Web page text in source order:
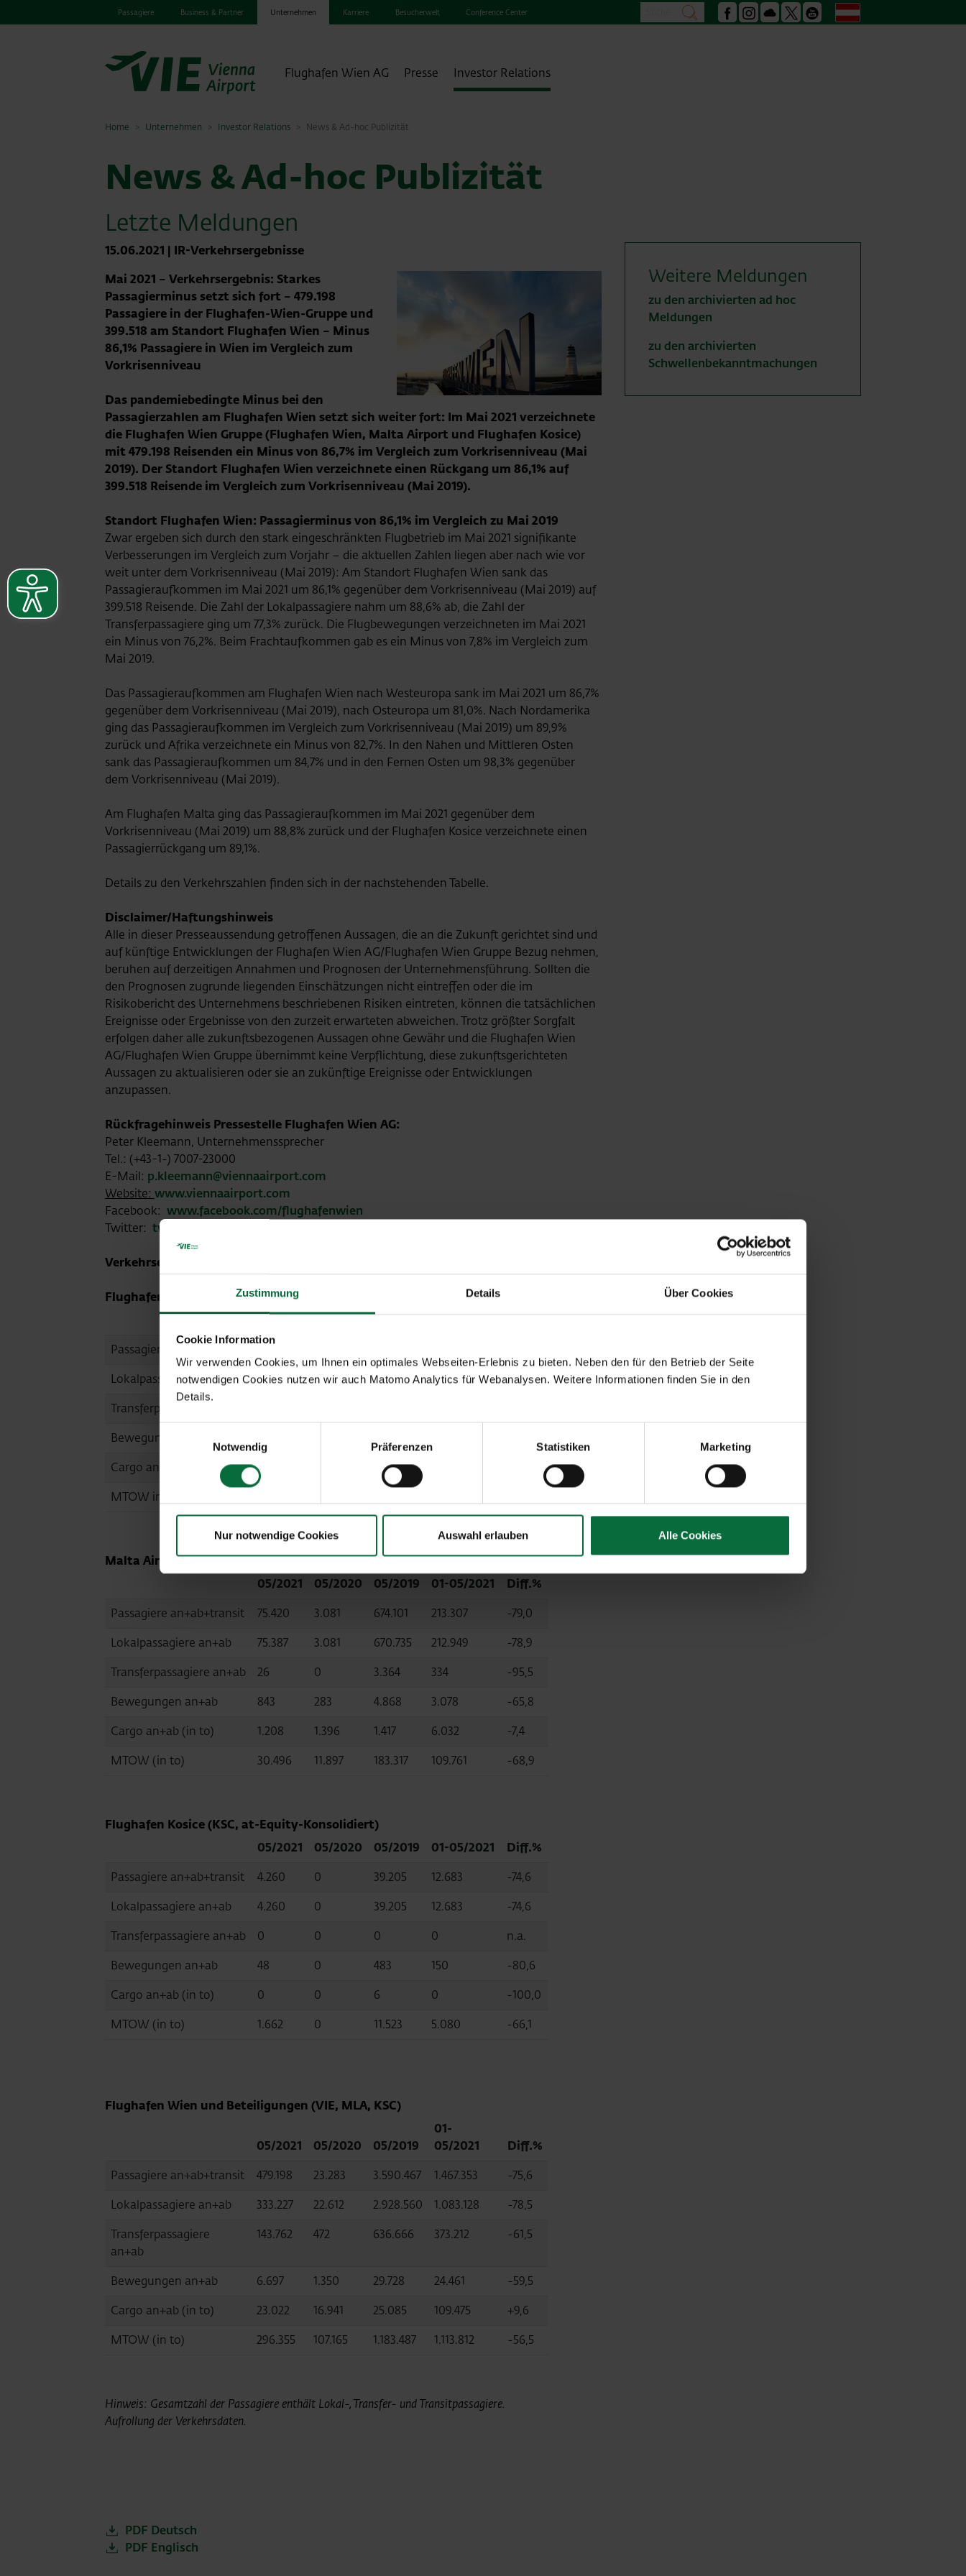
Zustimmung Details Über Cookies
Cookie Information
Wir verwenden Cookies, um Ihnen ein optimales Webseiten-Erlebnis zu bieten. Neben den für den Betrieb der Seite
notwendigen Cookies nutzen wir auch Matomo Analytics für Webanalysen. Weitere Informationen finden Sie in den
Details.
Notwendig
Präferenzen Statistiken Marketing
Nur notwendige Cookies Auswahl erlauben Alle Cookies
Passagiere Business & Partner Unternehmen Karriere Besucherwelt Conference Center suchen Facebook
Instagram
Podcast YoutubeDeutsch
Flughafen Wien AG Presse Investor Relations
Home Unternehmen Investor Relations News & Ad-hoc Publizität
News & Ad-hoc Publizität
Letzte Meldungen
15.06.2021 | IR-Verkehrsergebnisse
Mai 2021 – Verkehrsergebnis: Starkes
Passagierminus setzt sich fort – 479.198
Passagiere in der Flughafen-Wien-Gruppe und
399.518 am Standort Flughafen Wien – Minus
86,1% Passagiere in Wien im Vergleich zum
Vorkrisenniveau
Das pandemiebedingte Minus bei den
Passagierzahlen am Flughafen Wien setzt sich weiter fort: Im Mai 2021 verzeichnete
die Flughafen Wien Gruppe (Flughafen Wien, Malta Airport und Flughafen Kosice)
mit 479.198 Reisenden ein Minus von 86,7% im Vergleich zum Vorkrisenniveau (Mai
2019). Der Standort Flughafen Wien verzeichnete einen Rückgang um 86,1% auf
399.518 Reisende im Vergleich zum Vorkrisenniveau (Mai 2019).
Standort Flughafen Wien: Passagierminus von 86,1% im Vergleich zu Mai 2019
Zwar ergeben sich durch den stark eingeschränkten Flugbetrieb im Mai 2021 signifikante
Verbesserungen im Vergleich zum Vorjahr – die aktuellen Zahlen liegen aber nach wie vor
weit unter dem Vorkrisenniveau (Mai 2019): Am Standort Flughafen Wien sank das
Passagieraufkommen im Mai 2021 um 86,1% gegenüber dem Vorkrisenniveau (Mai 2019) auf
399.518 Reisende. Die Zahl der Lokalpassagiere nahm um 88,6% ab, die Zahl der
Transferpassagiere ging um 77,3% zurück. Die Flugbewegungen verzeichneten im Mai 2021
ein Minus von 76,2%. Beim Frachtaufkommen gab es ein Minus von 7,8% im Vergleich zum
Mai 2019.
Das Passagieraufkommen am Flughafen Wien nach Westeuropa sank im Mai 2021 um 86,7%
gegenüber dem Vorkrisenniveau (Mai 2019), nach Osteuropa um 81,0%. Nach Nordamerika
ging das Passagieraufkommen im Vergleich zum Vorkrisenniveau (Mai 2019) um 89,9%
zurück und Afrika verzeichnete ein Minus von 82,7%. In den Nahen und Mittleren Osten
sank das Passagieraufkommen um 84,7% und in den Fernen Osten um 98,3% gegenüber
dem Vorkrisenniveau (Mai 2019).
Am Flughafen Malta ging das Passagieraufkommen im Mai 2021 gegenüber dem
Vorkrisenniveau (Mai 2019) um 88,8% zurück und der Flughafen Kosice verzeichnete einen
Passagierrückgang um 89,1%.
Details zu den Verkehrszahlen finden sich in der nachstehenden Tabelle.
Disclaimer/Haftungshinweis
Alle in dieser Presseaussendung getroffenen Aussagen, die an die Zukunft gerichtet sind und
auf künftige Entwicklungen der Flughafen Wien AG/Flughafen Wien Gruppe Bezug nehmen,
beruhen auf derzeitigen Annahmen und Prognosen der Unternehmensführung. Sollten die
den Prognosen zugrunde liegenden Einschätzungen nicht eintreffen oder die im
Risikobericht des Unternehmens beschriebenen Risiken eintreten, können die tatsächlichen
Ereignisse oder Ergebnisse von den zurzeit erwarteten abweichen. Trotz größter Sorgfalt
erfolgen daher alle zukunftsbezogenen Aussagen ohne Gewähr und die Flughafen Wien
AG/Flughafen Wien Gruppe übernimmt keine Verpflichtung, diese zukunftsgerichteten
Aussagen zu aktualisieren oder sie an zukünftige Ereignisse oder Entwicklungen
anzupassen.
Rückfragehinweis Pressestelle Flughafen Wien AG:
Peter Kleemann, Unternehmenssprecher
Tel.: (+43-1-) 7007-23000
E-Mail: p.kleemann@viennaairport.com
Website: www.viennaairport.com
Facebook: www.facebook.com/flughafenwien
Twitter: twitter.com/flughafen_wien
Verkehrsentwicklung Mai 2021
Flughafen Wien (VIE)
05/2021
05/2020 05/2019 01-05/2021
Diff.%
Passagiere an+ab+transit
399.518
Lokalpassagiere an+ab
253.580 19.531 2.218.620 857.496
-78,5
Transferpassagiere an+ab
Bewegungen an+ab
Cargo an+ab in to
21.815 23.661
MTOW in to
Malta Airport (MLA, vollkonsolidiert)
05/2021
05/2020 05/2019 01-05/2021
Diff.%
Passagiere an+ab+transit
75.420 3.081 674.101 213.307
-79,0
Lokalpassagiere an+ab
75.387 3.081 670.735 212.949
-78,9
Transferpassagiere an+ab
26 0 3.364 334
-95,5
Bewegungen an+ab
843 283 4.868 3.078
-65,8
Cargo an+ab (in to)
1.208 1.396 1.417 6.032
-7,4
MTOW (in to)
30.496 11.897 183.317 109.761 -68,9
Flughafen Kosice (KSC, at-Equity-Konsolidiert)
05/2021
05/2020 05/2019 01-05/2021
Diff.%
Passagiere an+ab+transit
4.260 0 39.205 12.683
-74,6
Lokalpassagiere an+ab
4.260 0 39.205 12.683
-74,6
Transferpassagiere an+ab
0 0 0 0
n.a.
Bewegungen an+ab
48 0 483 150
-80,6
Cargo an+ab (in to)
0 0 6 0
-100,0
MTOW (in to)
1.662 0 11.523 5.080 -66,1
Flughafen Wien und Beteiligungen (VIE, MLA, KSC)
05/2021 05/2020 05/2019
01-
05/2021
Diff.%
Passagiere an+ab+transit
479.198 23.283 3.590.467 1.467.353
-75,6
Lokalpassagiere an+ab
333.227 22.612 2.928.560 1.083.128
-78,5
Transferpassagiere
an+ab
143.762 472 636.666 373.212 -61,5
Bewegungen an+ab 6.697 1.350 29.728 24.461
-59,5
Cargo an+ab (in to)
23.022 16.941 25.085 109.475
+9,6
MTOW (in to)
296.355 107.165 1.183.487 1.113.812 -56,5
Hinweis: Gesamtzahl der Passagiere enthält Lokal-, Transfer- und Transitpassagiere.
Aufrollung der Verkehrsdaten.
PDF Deutsch
PDF Englisch
Weitere Meldungen
zu den archivierten ad hoc
Meldungen
zu den archivierten
Schwellenbekanntmachungen